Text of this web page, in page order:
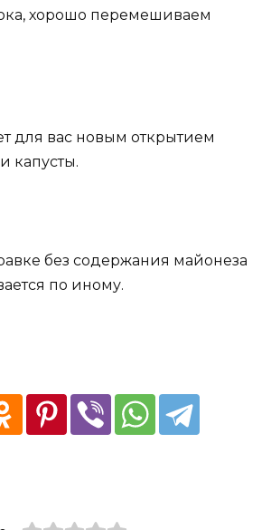
хорошо перемешиваем
для вас новым открытием
капусты.
без содержания майонеза
по иному.